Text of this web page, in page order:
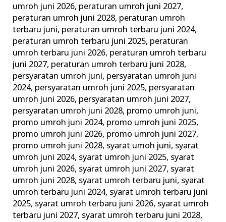
umroh juni 2026, peraturan umroh juni 2027,
peraturan umroh juni 2028, peraturan umroh
terbaru juni, peraturan umroh terbaru juni 2024,
peraturan umroh terbaru juni 2025, peraturan
umroh terbaru juni 2026, peraturan umroh terbaru
juni 2027, peraturan umroh terbaru juni 2028,
persyaratan umroh juni, persyaratan umroh juni
2024, persyaratan umroh juni 2025, persyaratan
umroh juni 2026, persyaratan umroh juni 2027,
persyaratan umroh juni 2028, promo umroh juni,
promo umroh juni 2024, promo umroh juni 2025,
promo umroh juni 2026, promo umroh juni 2027,
promo umroh juni 2028, syarat umoh juni, syarat
umroh juni 2024, syarat umroh juni 2025, syarat
umroh juni 2026, syarat umroh juni 2027, syarat
umroh juni 2028, syarat umroh terbaru juni, syarat
umroh terbaru juni 2024, syarat umroh terbaru juni
2025, syarat umroh terbaru juni 2026, syarat umroh
terbaru juni 2027, syarat umroh terbaru juni 2028,